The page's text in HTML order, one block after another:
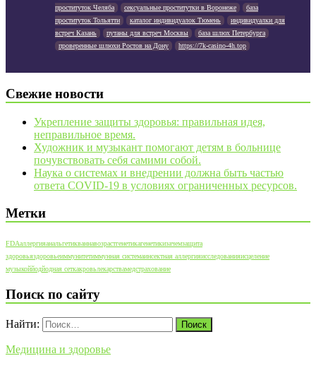
проституток Челяба
сексуальные проститутки в Воронеже
база
проституток Тольятти
каталог индивидуалок Тюмень
индивидуалки для
встреч Казань
путаны для встреч Москвы
база шлюх Петербурга
проверенные шлюхи Ростов на Дону
https://7k-casino-4h.top
Свежие новости
Укрепление защиты здоровья: правильная идея,
неправильное время.
Художник и музыкант помогают детям в больнице
почувствовать себя самими собой.
Наука о системах и внедрении должна быть частью
ответа COVID-19 в условиях ограниченных ресурсов.
Метки
FDAаллергияанальгетикваннавозрастгенетикагенетикизачемзащита
здоровьяздоровьеиммунитетиммунная системаинсектная аллергияисследованияисцеление
музыкоййодйодная сеткакровьлекарствамедстрахование
Поиск по сайту
Найти:
Медицина и здоровье